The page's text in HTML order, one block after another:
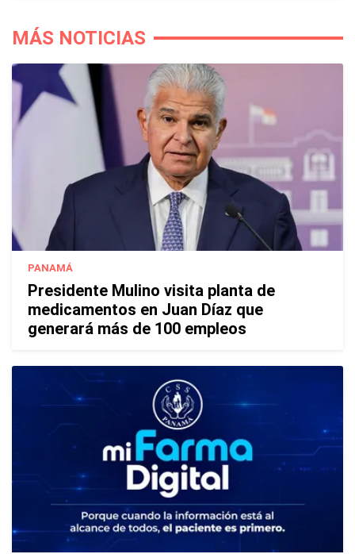
MÁS NOTICIAS
PANAMÁ
Presidente Mulino visita planta de
medicamentos en Juan Díaz que
generará más de 100 empleos